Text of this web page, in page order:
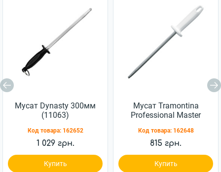
Мусат Dynasty 300мм
(11063)
Код товара: 162652
1 029 грн.
Купить
Мусат Tramontina
Professional Master
Код товара: 162648
815 грн.
Купить